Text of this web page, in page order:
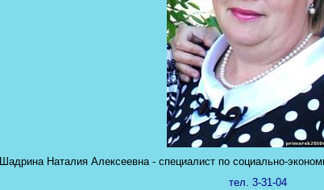
Шадрина Наталия Алексеевна - специалист по социально-
тел. 3-31-04